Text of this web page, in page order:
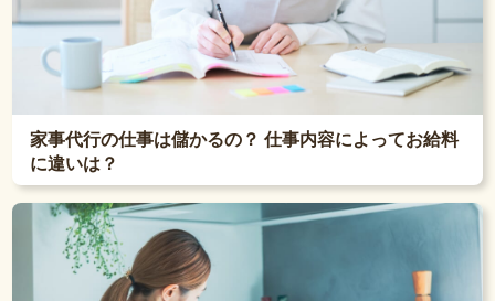
家事代行の仕事は儲かるの？ 仕事内容によってお給料
に違いは？